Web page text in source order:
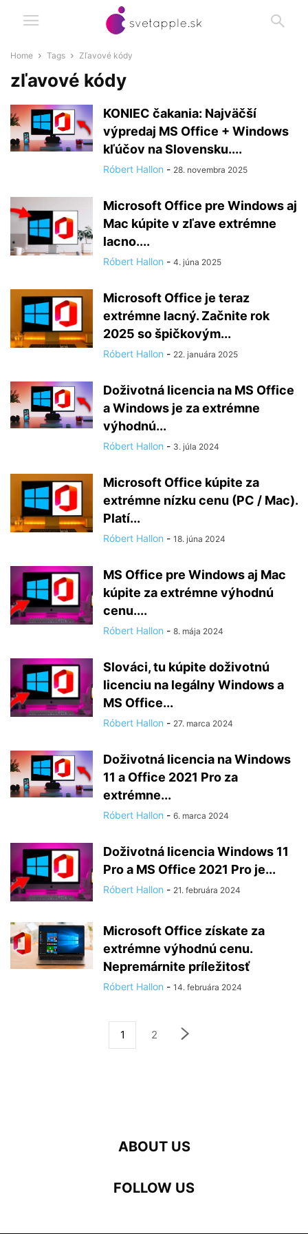
Home Tags Zľavové kódy
zľavové kódy
KONIEC čakania: Najväčší
výpredaj MS Office + Windows
kľúčov na Slovensku....
Róbert Hallon - 28. novembra 2025
Microsoft Office pre Windows aj
Mac kúpite v zľave extrémne
lacno....
Róbert Hallon - 4. júna 2025
Microsoft Office je teraz
extrémne lacný. Začnite rok
2025 so špičkovým...
Róbert Hallon - 22. januára 2025
Doživotná licencia na MS Office
a Windows je za extrémne
výhodnú...
Róbert Hallon - 3. júla 2024
Microsoft Office kúpite za
extrémne nízku cenu (PC / Mac).
Platí...
Róbert Hallon - 18. júna 2024
MS Office pre Windows aj Mac
kúpite za extrémne výhodnú
cenu....
Róbert Hallon - 8. mája 2024
Slováci, tu kúpite doživotnú
licenciu na legálny Windows a
MS Office...
Róbert Hallon - 27. marca 2024
Doživotná licencia na Windows
11 a Office 2021 Pro za
extrémne...
Róbert Hallon - 6. marca 2024
Doživotná licencia Windows 11
Pro a MS Office 2021 Pro je...
Róbert Hallon - 21. februára 2024
Microsoft Office získate za
extrémne výhodnú cenu.
Nepremárnite príležitosť
Róbert Hallon - 14. februára 2024
1 2
ABOUT US
FOLLOW US